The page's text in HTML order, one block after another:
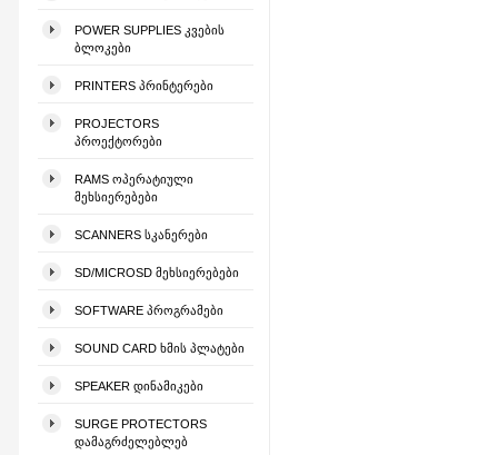
POWER SUPPLIES ᲙᲕᲔᲑᲘᲡ
ᲑᲚᲝᲙᲔᲑᲘ
PRINTERS ᲞᲠᲘᲜᲢᲔᲠᲔᲑᲘ
PROJECTORS
ᲞᲠᲝᲔᲥᲢᲝᲠᲔᲑᲘ
RAMS ᲝᲞᲔᲠᲐᲢᲘᲣᲚᲘ
ᲛᲔᲮᲡᲘᲔᲠᲔᲑᲔᲑᲘ
SCANNERS ᲡᲙᲐᲜᲔᲠᲔᲑᲘ
SD/MICROSD ᲛᲔᲮᲡᲘᲔᲠᲔᲑᲔᲑᲘ
SOFTWARE ᲞᲠᲝᲒᲠᲐᲛᲔᲑᲘ
SOUND CARD ᲮᲛᲘᲡ ᲞᲚᲐᲢᲔᲑᲘ
SPEAKER ᲓᲘᲜᲐᲛᲘᲙᲔᲑᲘ
SURGE PROTECTORS
ᲓᲐᲛᲐᲒᲠᲫᲔᲚᲔᲑᲚᲔᲑ